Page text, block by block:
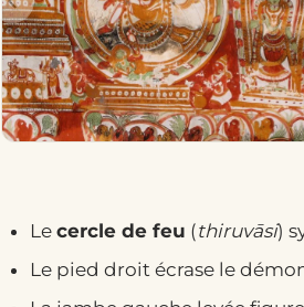
Le cercle de feu (thiruvāsi)
Le pied droit écrase le